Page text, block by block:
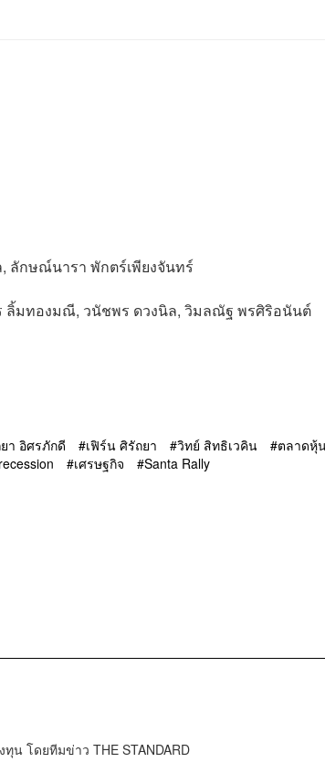
ลักษณ์นารา พักตร์เพียงจันทร์
ลิ้มทองมณี, วนัชพร ดวงนิล, วิมลณัฐ พรศิริอนันต์
า อิศรภักดี เฟิร์น ศิรัถยา วิทย์ สิทธิเวคิน
ตลาดหุ้
recession เศรษฐกิจ Santa Rally
น โดยทีมข่าว THE STANDARD